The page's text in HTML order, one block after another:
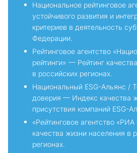
Национальное рейтинговое
устойчивого развития и
критериев в деятельность
Федерации.
Рейтинговое агентство
рейтинги» — Рейтинг
в российских регионах.
Национальный ESG-Альянс /
доверия — Индекс качества
присутствия компаний ESG-
«Рейтинговое агентство
качества жизни населения в
регионах.